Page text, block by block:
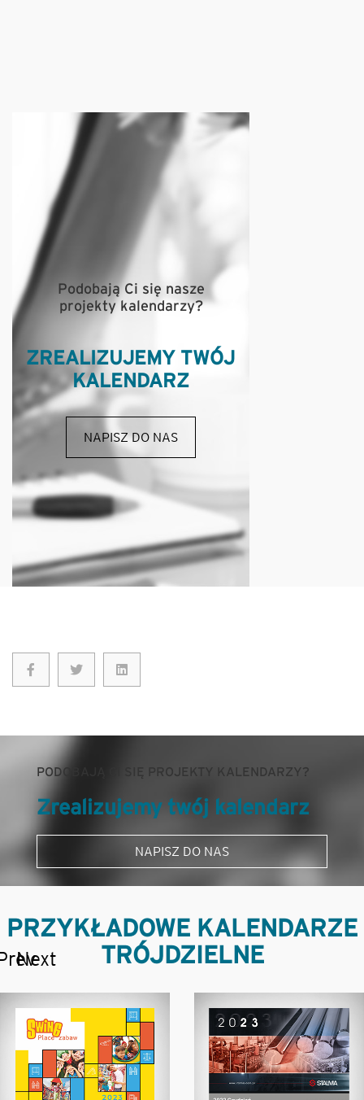
Podobają Ci się nasze
projekty kalendarzy?
ZREALIZUJEMY TWÓJ
KALENDARZ
NAPISZ DO NAS
PODOBAJĄ CI SIĘ PROJEKTY KALENDARZY?
Zrealizujemy twój kalendarz
NAPISZ DO NAS
PRZYKŁADOWE KALENDARZE
TRÓJDZIELNE
Next